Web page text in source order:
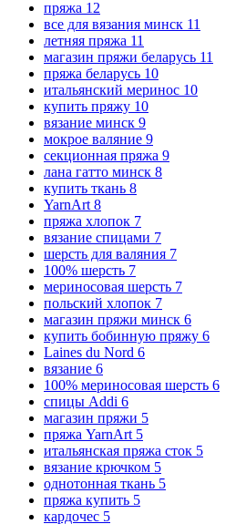
пряжа 12
все для вязания минск 11
летняя пряжа 11
магазин пряжи беларусь 11
пряжа беларусь 10
итальянский меринос 10
купить пряжу 10
вязание минск 9
мокрое валяние 9
секционная пряжа 9
лана гатто минск 8
купить ткань 8
YarnArt 8
пряжа хлопок 7
вязание спицами 7
шерсть для валяния 7
100% шерсть 7
мериносовая шерсть 7
польский хлопок 7
магазин пряжи минск 6
купить бобинную пряжу 6
Laines du Nord 6
вязание 6
100% мериносовая шерсть 6
спицы Addi 6
магазин пряжи 5
пряжа YarnArt 5
итальянская пряжа сток 5
вязание крючком 5
однотонная ткань 5
пряжа купить 5
кардочес 5